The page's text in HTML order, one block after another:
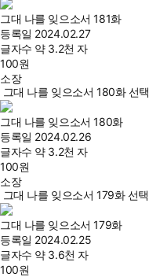
그대 나를 잊으소서 181화
등록일 2024.02.27
글자수 약 3.2천 자
100원
소장
그대 나를 잊으소서 180화 선택
그대 나를 잊으소서 180화
등록일 2024.02.26
글자수 약 3.2천 자
100원
소장
그대 나를 잊으소서 179화 선택
그대 나를 잊으소서 179화
등록일 2024.02.25
글자수 약 3.6천 자
100원